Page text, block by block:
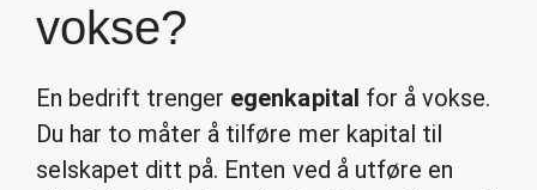
vokse?
En bedrift trenger egenkapital for å vokse.
Du har to måter å tilføre mer kapital til
selskapet ditt på. Enten ved å utføre en